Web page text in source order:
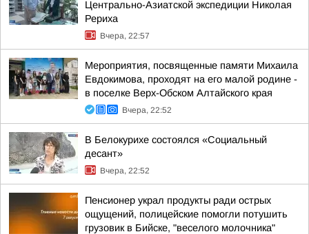
Центрально-Азиатской экспедиции Николая
Рериха
Вчера, 22:57
Мероприятия, посвященные памяти Михаила
Евдокимова, проходят на его малой родине -
в поселке Верх-Обском Алтайского края
Вчера, 22:52
В Белокурихе состоялся «Социальный
десант»
Вчера, 22:52
Пенсионер украл продукты ради острых
ощущений, полицейские помогли потушить
грузовик в Бийске, "веселого молочника"